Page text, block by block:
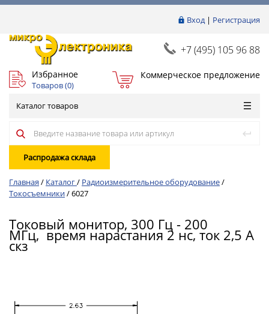
Вход| Регистрация
+7 (495) 105 96 88
Избранное
Товаров (0)
Коммерческое предложение
Каталог товаров
Распродажа склада
Главная / Каталог/ Радиоизмерительное оборудование/
Токосъемники/6027
Токовый монитор, 300 Гц - 200
МГц, время нарастания 2 нс, ток 2,5 А
скз